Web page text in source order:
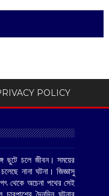
POLICY
ছুটে চলে জীবন। সময়ের
নানা ঘটনা। জিজ্ঞাসু
থেকে অচেনা পথের সেই